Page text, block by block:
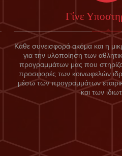
Γίνε
Κάθε συνεισφορά ακόμα και η
για την υλοποίηση των
προγραμμάτων μας που
προσφορές των κοινωφελών
μέσω των προγραμμάτων
και των